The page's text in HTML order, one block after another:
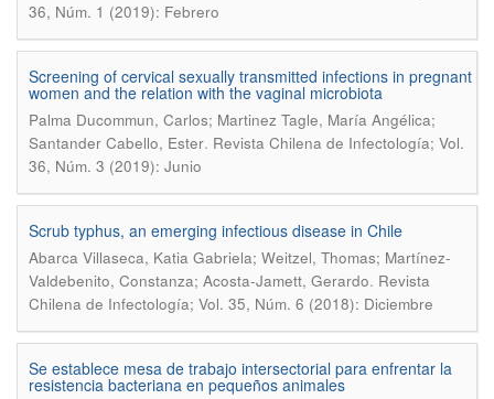
36, Núm. 1 (2019): Febrero
Screening of cervical sexually transmitted infections in pregnant
women and the relation with the vaginal microbiota
Palma Ducommun, Carlos; Martinez Tagle, María Angélica;
Santander Cabello, Ester. Revista Chilena de Infectología; Vol.
36, Núm. 3 (2019): Junio
Scrub typhus, an emerging infectious disease in Chile
Abarca Villaseca, Katia Gabriela; Weitzel, Thomas; Martínez-
Valdebenito, Constanza; Acosta-Jamett, Gerardo. Revista
Chilena de Infectología; Vol. 35, Núm. 6 (2018): Diciembre
Se establece mesa de trabajo intersectorial para enfrentar la
resistencia bacteriana en pequeños animales